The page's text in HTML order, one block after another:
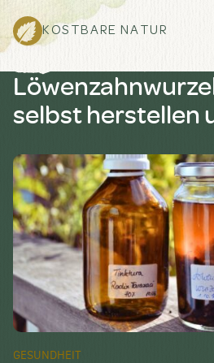
KOSTBARE NATUR
selbst herstellen
GESUNDHEIT